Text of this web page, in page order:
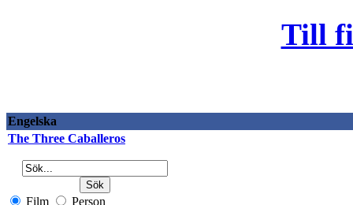
Till
Engelska
The Three Caballeros
Film Person